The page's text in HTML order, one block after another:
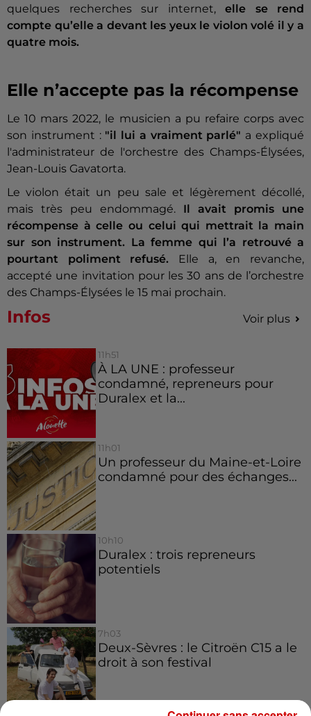
quelques recherches sur internet, elle se rend
compte qu’elle a devant les yeux le violon volé il y a
quatre mois.
Elle n’accepte pas la récompense
Le 10 mars 2022, le musicien a pu refaire corps avec
son instrument : "il lui a vraiment parlé" a expliqué
l'administrateur de l'orchestre des Champs-Élysées,
Jean-Louis Gavatorta.
Le violon était un peu sale et légèrement décollé,
mais très peu endommagé. Il avait promis une
récompense à celle ou celui qui mettrait la main
sur son instrument. La femme qui l’a retrouvé a
pourtant poliment refusé. Elle a, en revanche,
accepté une invitation pour les 30 ans de l’orchestre
des Champs-Élysées le 15 mai prochain.
Infos Voir plus
11h51
À LA UNE : professeur
condamné, repreneurs pour
Duralex et la...
11h01
Un professeur du Maine-et-Loire
condamné pour des échanges...
10h10
Duralex : trois repreneurs
potentiels
7h03
Deux-Sèvres : le Citroën C15 a le
droit à son festival